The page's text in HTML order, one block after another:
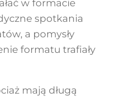
w formacie
spotkania
a pomysły
formatu trafiały
mają długą